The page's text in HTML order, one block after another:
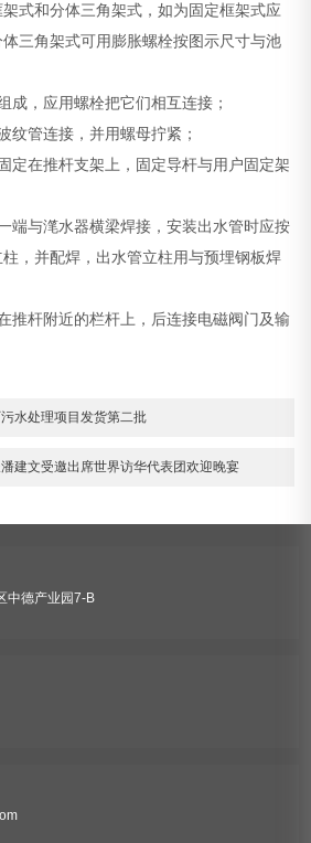
式和分体三角架式，如为固定框架式应
三角架式可用膨胀螺栓按图示尺寸与池
，应用螺栓把它们相互连接；
管连接，并用螺母拧紧；
在推杆支架上，固定导杆与用户固定架
与滗水器横梁焊接，安装出水管时应按
，并配焊，出水管立柱用与预埋钢板焊
杆附近的栏杆上，后连接电磁阀门及输
水处理项目发货第二批
建文受邀出席世界访华代表团欢迎晚宴
中德产业园7-B